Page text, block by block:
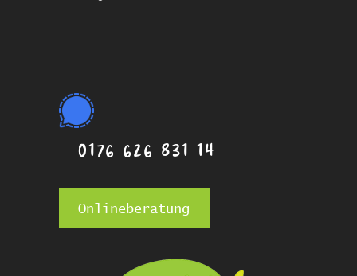
0176 626 831 14
Onlineberatung